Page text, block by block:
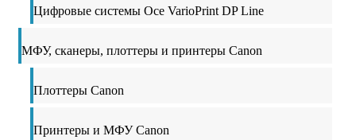
Цифровые системы Oce VarioPrint DP Line
МФУ, сканеры, плоттеры и принтеры Canon
Плоттеры Canon
Принтеры и МФУ Canon